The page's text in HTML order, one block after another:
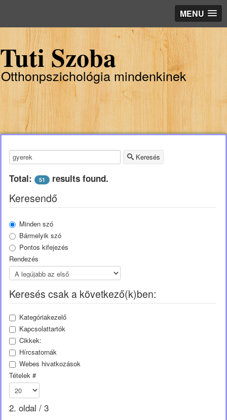
MENU
Tuti Szoba
Otthonpszichológia mindenkinek
Keresendő kulcsszó: Keresés
Total: 51 results found.
Keresendő
Minden szó
Bármelyik szó
Pontos kifejezés
Rendezés
Keresés csak a következő(k)ben:
Kategóriakezelő
Kapcsolattartók
Cikkek:
Hírcsatornák
Webes hivatkozások
Tételek #
2. oldal / 3